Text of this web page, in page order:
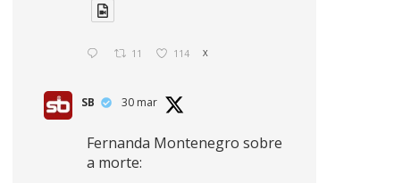
11 114 X
SB 30 mar
Fernanda Montenegro sobre
a morte: